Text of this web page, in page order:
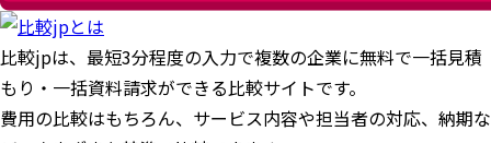
比較jpは、 最短3分程度の入力で複数の企業に無料で一括見積
もり・一括資料請求ができる比較サイトです。
費用の比較はもちろん、サービス内容や担当者の対応、納期な